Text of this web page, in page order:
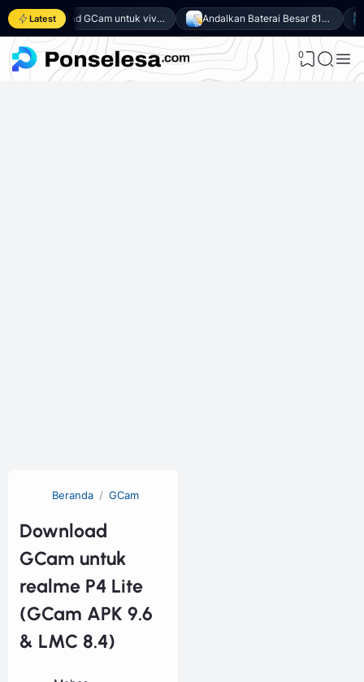
Latest Download GCam untuk vivo Y500 (GCam APK 9.6 & LMC 8.4) Andalkan Baterai Besar 8100mAh dan SoC Unisoc T7300, Ini dia 10 Keunggulan vivo Y500 4G
0
Beranda GCam
Download
GCam untuk
realme P4 Lite
(GCam APK 9.6
& LMC 8.4)